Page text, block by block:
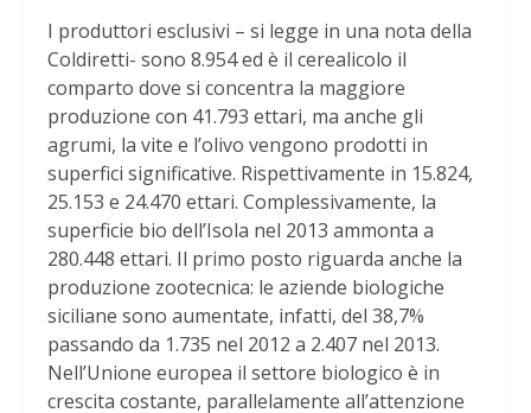
I produttori esclusivi – si legge in una nota della
Coldiretti- sono 8.954 ed è il cerealicolo il
comparto dove si concentra la maggiore
produzione con 41.793 ettari, ma anche gli
agrumi, la vite e l’olivo vengono prodotti in
superfici significative. Rispettivamente in 15.824,
25.153 e 24.470 ettari. Complessivamente, la
superficie bio dell’Isola nel 2013 ammonta a
280.448 ettari. Il primo posto riguarda anche la
produzione zootecnica: le aziende biologiche
siciliane sono aumentate, infatti, del 38,7%
passando da 1.735 nel 2012 a 2.407 nel 2013.
Nell’Unione europea il settore biologico è in
crescita costante, parallelamente all’attenzione